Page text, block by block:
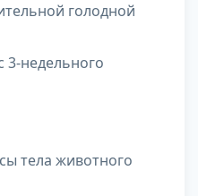
голодной
3-недельного
тела животного